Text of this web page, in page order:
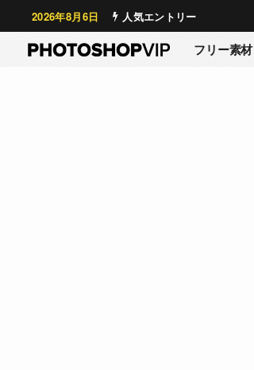
2026年8月6日 人気エントリー
フリー素材